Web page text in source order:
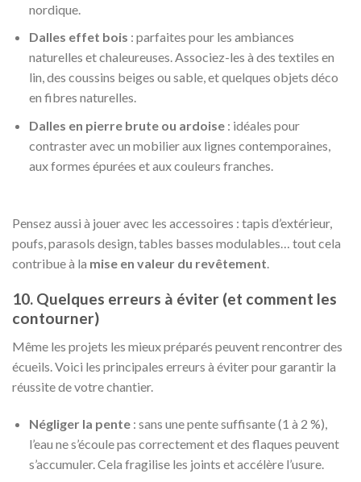
nordique.
Dalles effet bois : parfaites pour les ambiances
naturelles et chaleureuses. Associez-les à des textiles en
lin, des coussins beiges ou sable, et quelques objets déco
en fibres naturelles.
Dalles en pierre brute ou ardoise: idéales pour
contraster avec un mobilier aux lignes contemporaines,
aux formes épurées et aux couleurs franches.
Pensez aussi à jouer avec les accessoires : tapis d’extérieur,
poufs, parasols design, tables basses modulables… tout cela
contribue à la mise en valeur du revêtement
10. Quelques erreurs à éviter (et comment les
contourner)
Même les projets les mieux préparés peuvent rencontrer des
écueils. Voici les principales erreurs à éviter pour garantir la
réussite de votre chantier.
Négliger la pente: sans une pente suffisante (1 à 2 %),
l’eau ne s’écoule pas correctement et des flaques peuvent
s’accumuler. Cela fragilise les joints et accélère l’usure.